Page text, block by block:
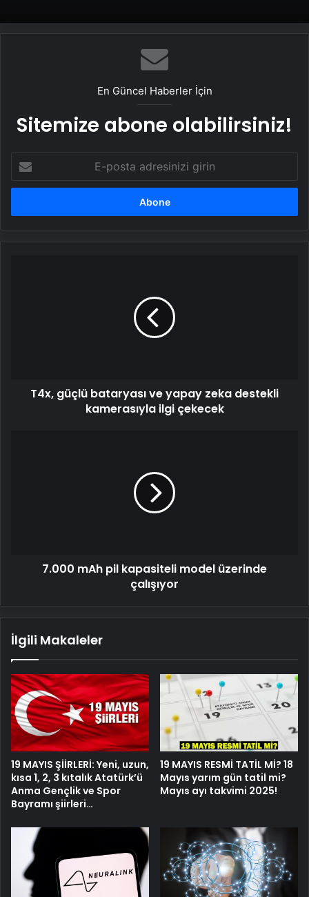
En Güncel Haberler İçin
Sitemize abone olabilirsiniz!
posta
adresinizi
çekecekT4x, güçlü bataryası ve yapay zeka destekli
kamerasıyla ilgi çekecek
7.000 mAh pil kapasiteli model üzerinde
çalışıyor
İlgili Makaleler
19 MAYIS ŞİİRLERİ: Yeni, uzun,
kısa 1, 2, 3 kıtalık Atatürk’ü
Anma Gençlik ve Spor
Bayramı şiirleri…
19 MAYIS RESMİ TATİL Mİ? 18
Mayıs yarım gün tatil mi?
Mayıs ayı takvimi 2025!